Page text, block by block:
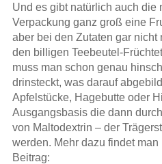
Und es gibt natürlich auch die
Verpackung ganz groß eine
aber bei den Zutaten gar nicht
den billigen Teebeutel-
muss man schon genau
drinsteckt, was darauf
Apfelstücke, Hagebutte oder
Ausgangsbasis die dann
von Maltodextrin – der
werden. Mehr dazu findet
Beitrag: